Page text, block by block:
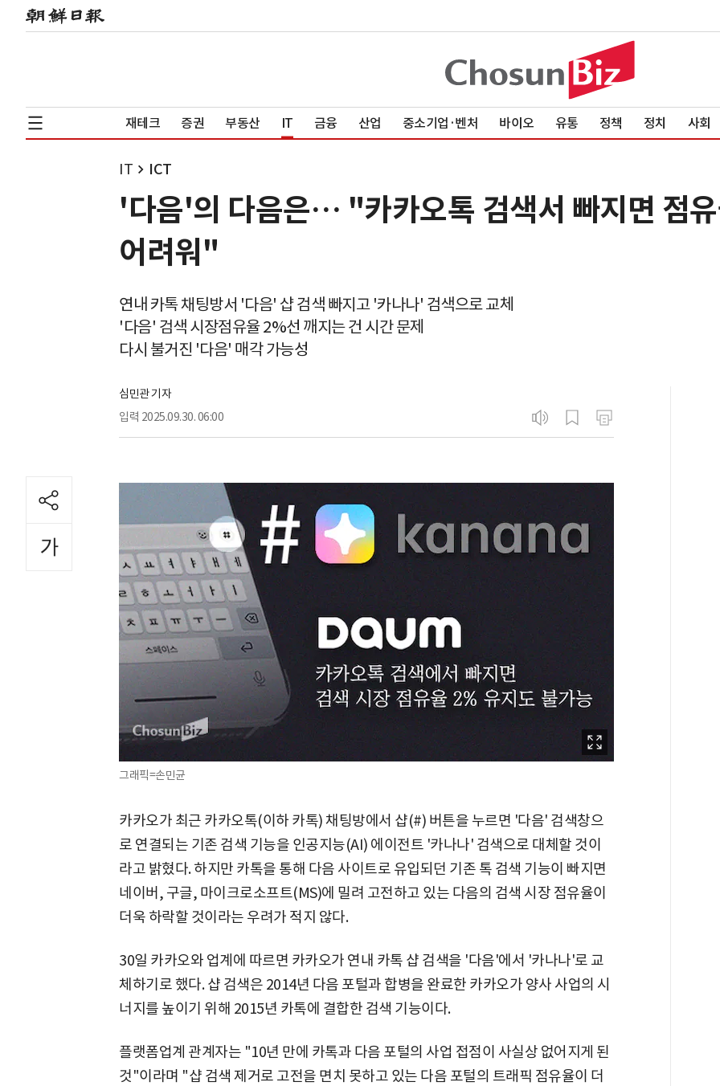
재테크 증권 부동산 IT 금융 산업 중소기업·벤처 바이오 유통 정책 정치 사회
IT ICT
'다음'의 다음은… "카카오톡 검색서 빠지면 점
어려워"
연내 카톡 채팅방서 '다음' 샵 검색 빠지고 '카나나' 검색으로 교체
'다음' 검색 시장점유율 2%선 깨지는 건 시간 문제
다시 불거진 '다음' 매각 가능성
심민관 기자
입력 2025.09.30. 06:00
그래픽=손민균
카카오가 최근 카카오톡(이하 카톡) 채팅방에서 샵(#) 버튼을 누르면 '다음' 검색창으
로 연결되는 기존 검색 기능을 인공지능(AI) 에이전트 '카나나' 검색으로 대체할 것이
라고 밝혔다. 하지만 카톡을 통해 다음 사이트로 유입되던 기존 톡 검색 기능이 빠지면
네이버, 구글, 마이크로소프트(MS)에 밀려 고전하고 있는 다음의 검색 시장 점유율이
더욱 하락할 것이라는 우려가 적지 않다.
30일 카카오와 업계에 따르면 카카오가 연내 카톡 샵 검색을 '다음'에서 '카나나'로 교
체하기로 했다. 샵 검색은 2014년 다음 포털과 합병을 완료한 카카오가 양사 사업의 시
너지를 높이기 위해 2015년 카톡에 결합한 검색 기능이다.
플랫폼업계 관계자는 "10년 만에 카톡과 다음 포털의 사업 접점이 사실상 없어지게 된
것"이라며 "샵 검색 제거로 고전을 면치 못하고 있는 다음 포털의 트래픽 점유율이 더